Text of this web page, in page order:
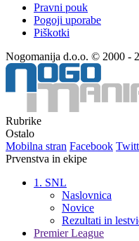
Pravni pouk
Pogoji uporabe
Piškotki
Nogomanija d.o.o. © 2000 -
Rubrike
Ostalo
Mobilna stran Facebook
Prvenstva in ekipe
1. SNL
Naslovnica
Novice
Rezultati in
Premier League